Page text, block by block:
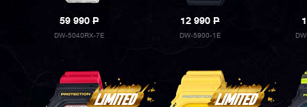
59 990P
DW-5040RX-7E
12 990P
DW-5900-1E